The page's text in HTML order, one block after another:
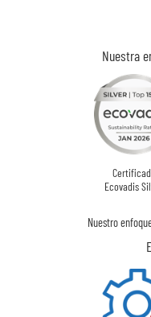
Nuestra
Ecovadis
Nuestro